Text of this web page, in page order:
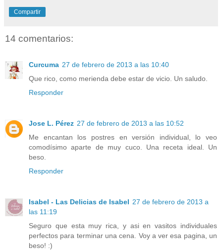
Compartir
14 comentarios:
Curcuma 27 de febrero de 2013 a las 10:40
Que rico, como merienda debe estar de vicio. Un saludo.
Responder
Jose L. Pérez 27 de febrero de 2013 a las 10:52
Me encantan los postres en versión individual, lo veo
comodísimo aparte de muy cuco. Una receta ideal. Un
beso.
Responder
Isabel - Las Delicias de Isabel 27 de febrero de 2013 a
las 11:19
Seguro que esta muy rica, y asi en vasitos individuales
perfectos para terminar una cena. Voy a ver esa pagina, un
beso! :)